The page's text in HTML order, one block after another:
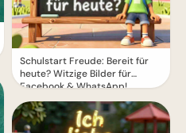
Schulstart Freude: Bereit für
heute? Witzige Bilder für
Facebook & WhatsApp!